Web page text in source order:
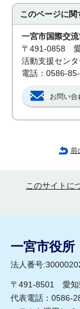
このページに関
一宮市国際交
〒491-0858 愛
活動支援センタ
電話：0586-
お問い合
前
このサイトに
一宮市役所
法人番号
〒491-8501 愛知
代表電話：0586-